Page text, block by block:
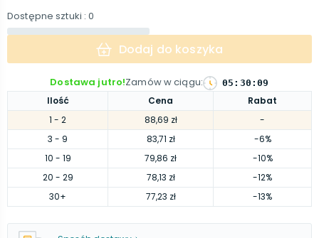
Ilość Cena
Rabat
1 - 2 88,69 zł
-
3 - 9 83,71 zł
-6%
10 - 19 79,86 zł
-10%
20 - 29 78,13 zł
-12%
30+ 77,23 zł -13%
Dostępne sztuki : 0
Dodaj do koszyka
Dostawa jutro!Zamów w ciągu: 05 : 30 :08